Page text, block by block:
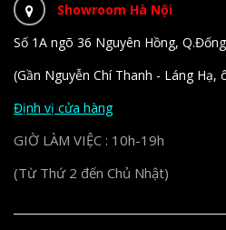
Showroom Hà Nội
Số 1A ngõ 36 Nguyên Hồng,
(Gần Nguyễn Chí Thanh - Láng Hạ,
Định vị cửa hàng
GIỜ LÀM VIỆC : 10h-19h
(Từ Thứ 2 đến Chủ Nhật)